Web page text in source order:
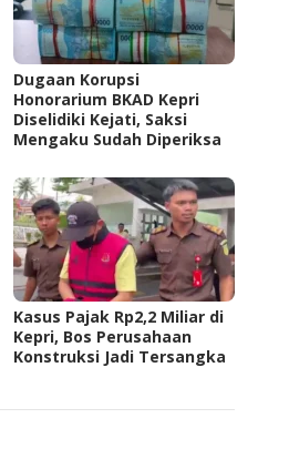
Dugaan Korupsi
Honorarium BKAD Kepri
Diselidiki Kejati, Saksi
Mengaku Sudah Diperiksa
Kasus Pajak Rp2,2 Miliar di
Kepri, Bos Perusahaan
Konstruksi Jadi Tersangka